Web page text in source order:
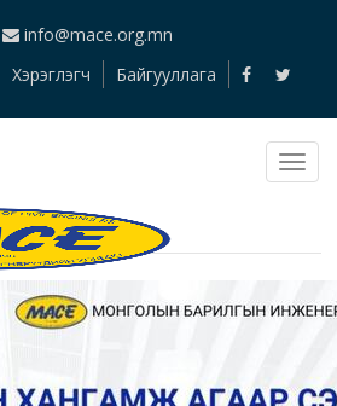
info@mace.org.mn
Хэрэглэгч Байгууллага